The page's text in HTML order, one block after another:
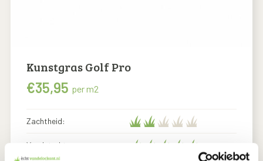
Kunstgras Golf Pro
€35,95 per m2
Zachtheid:
Vezelsterkte: